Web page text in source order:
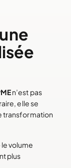
n’est pas
elle se
transformation
le volume
plus